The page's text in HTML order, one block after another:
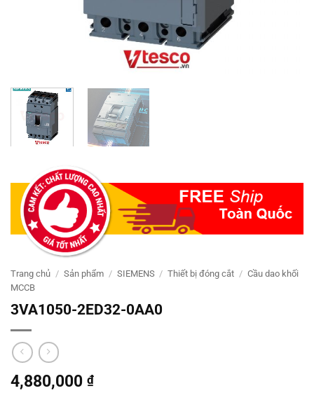
Trang chủ / Sản phẩm / SIEMENS / Thiết bị đóng cắt / Cầu dao khối
MCCB
3VA1050-2ED32-0AA0
4,880,000 ₫